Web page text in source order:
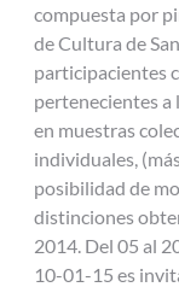
compuesta por
de Cultura de
participacientes
pertenecientes a
en muestras
individuales,
posibilidad de
distinciones
2014. Del 05 al
10-01-15 es